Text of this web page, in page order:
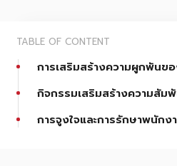
TABLE OF CONTENT
การเสริมสร้างความผูกพันข
กิจกรรมเสริมสร้างความสัม
การจูงใจและการรักษาพนักง